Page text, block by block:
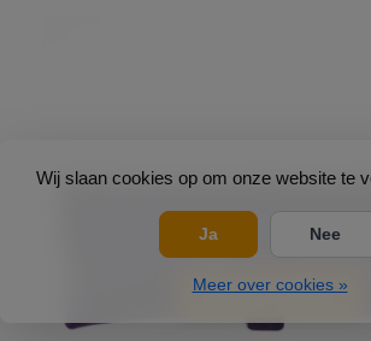
Wij slaan cookies op om onze website te
Ja Nee
Meer over cookies »
Open filters